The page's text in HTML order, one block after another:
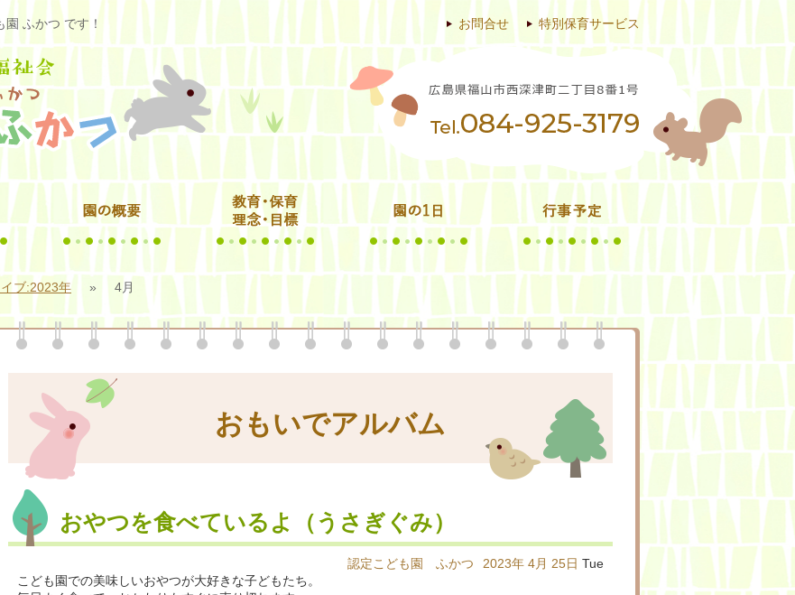
ふかつ です！ 特別保育サービス
お問合せ
ブ:2023年 » 4月
おもいでアルバム
おやつを食べているよ（うさぎぐみ）
2023年 4月 25日 Tue
認定こども園 ふかつ
こども園での美味しいおやつが大好きな子どもたち。